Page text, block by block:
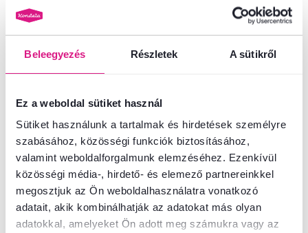
Beleegyezés Részletek A sütikről
Ez a weboldal sütiket használ
Sütiket használunk a tartalmak és hirdetések személyre
szabásához, közösségi funkciók biztosításához,
valamint weboldalforgalmunk elemzéséhez. Ezenkívül
közösségi média-, hirdető- és elemező partnereinkkel
megosztjuk az Ön weboldalhasználatra vonatkozó
adatait, akik kombinálhatják az adatokat más olyan
adatokkal, amelyeket Ön adott meg számukra vagy az
Méretek és specifikációk
Csomagolási információk
Telepítési útmutató
Nem találta meg a szükséges információkat?
Vegye fel velünk a kapcsolatot, és örömmel adunk tanácsot
+36 20 512 1458 Beszélgetés indítása